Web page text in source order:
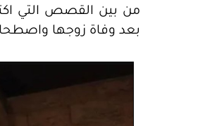
بعد وفاة زوجها